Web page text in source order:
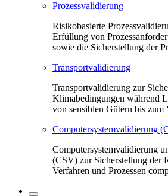
Prozessvalidierung
Risikobasierte
Erfüllung von
sowie die Sicherstellung der
Transportvalidierung
Transportvalidierung zur
Klimabedingungen während
von sensiblen Gütern bis zum
Computersystemvalidierung
Computersystemvalidierung
(CSV) zur Sicherstellung der
Verfahren und Prozessen